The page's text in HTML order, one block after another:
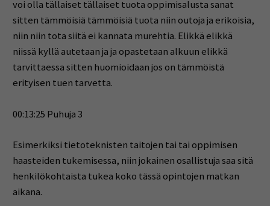
voi olla tällaiset tällaiset tuota oppimisalusta sanat
sitten tämmöisiä tämmöisiä tuota niin outoja ja erikoisia,
niin niin tota siitä ei kannata murehtia. Elikkä elikkä
niissä kyllä autetaan ja ja opastetaan alkuun elikkä
tarvittaessa sitten huomioidaan jos on tämmöistä
erityisen tuen tarvetta.
00:13:25 Puhuja 3
Esimerkiksi tietoteknisten taitojen tai tai oppimisen
haasteiden tukemisessa, niin jokainen osallistuja saa sitä
henkilökohtaista tukea koko tässä opintojen matkan
aikana.